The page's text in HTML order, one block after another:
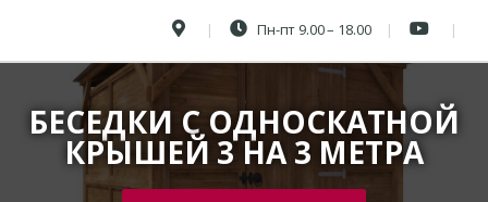
Пн-пт 9.00 – 18.00
БЕСЕДКИ С ОДНОСКАТНОЙ
КРЫШЕЙ 3 НА 3 МЕТРА